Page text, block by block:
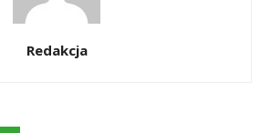
Redakcja